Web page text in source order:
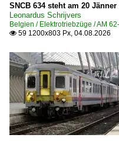
Leuven
Liège Guillemins
Liers
Lissewege
Lüttich (alle
Mechelen
Mouskroen/
Oostende
1980
1980
1990
1991
1993
1994
1997
SNCB 634 steht am 20
Leonardus Schrijvers
Belgien / Elektrotriebzüge / AM
 59 1200x803 Px, 04.08.2026